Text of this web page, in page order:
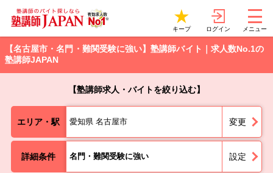
キープ ログイン メニュー
【名古屋市・名門・難関受験に強い】塾講師バイト｜求人数No.1の
塾講師JAPAN
【塾講師求人・バイトを絞り込む】
エリア・駅 愛知県 名古屋市 変更
詳細条件 名門・難関受験に強い 設定